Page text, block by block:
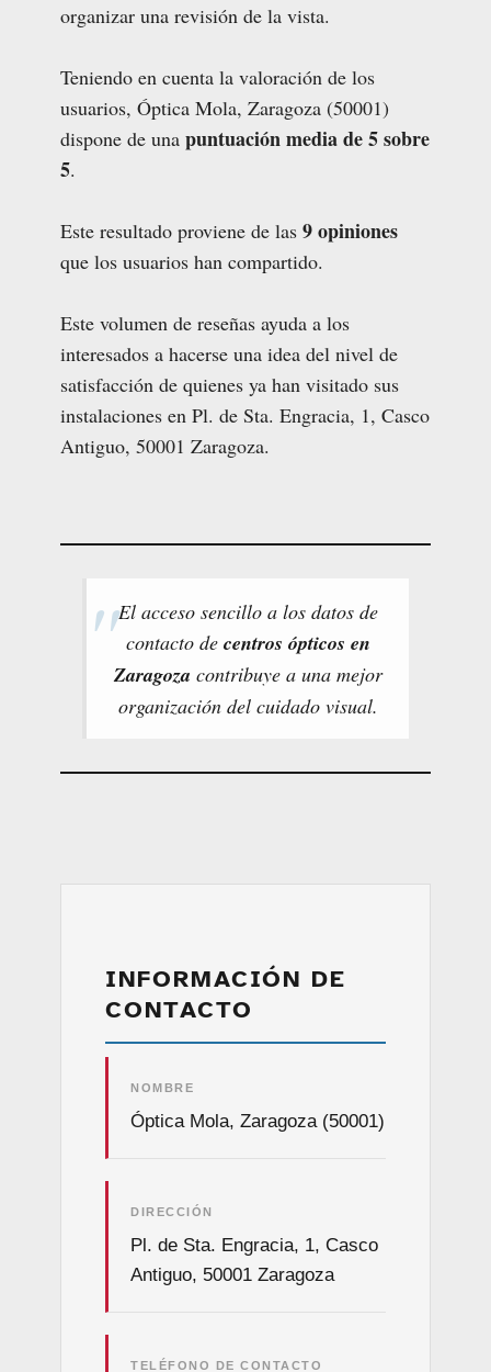
organizar una revisión de la vista.
Teniendo en cuenta la valoración de los
usuarios, Óptica Mola, Zaragoza (50001)
dispone de una puntuación media de 5 sobre
5.
Este resultado proviene de las 9 opiniones
que los usuarios han compartido.
Este volumen de reseñas ayuda a los
interesados a hacerse una idea del nivel de
satisfacción de quienes ya han visitado sus
instalaciones en Pl. de Sta. Engracia, 1, Casco
Antiguo, 50001 Zaragoza.
El acceso sencillo a los datos de
contacto de centros ópticos en
Zaragoza contribuye a una mejor
organización del cuidado visual.
INFORMACIÓN DE
CONTACTO
NOMBRE
Óptica Mola, Zaragoza (50001)
DIRECCIÓN
Pl. de Sta. Engracia, 1, Casco
Antiguo, 50001 Zaragoza
TELÉFONO DE CONTACTO